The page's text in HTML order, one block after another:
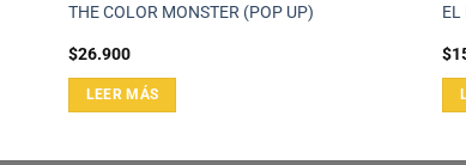
THE COLOR MONSTER (POP UP)
$26.900
LEER MÁS
EL
$